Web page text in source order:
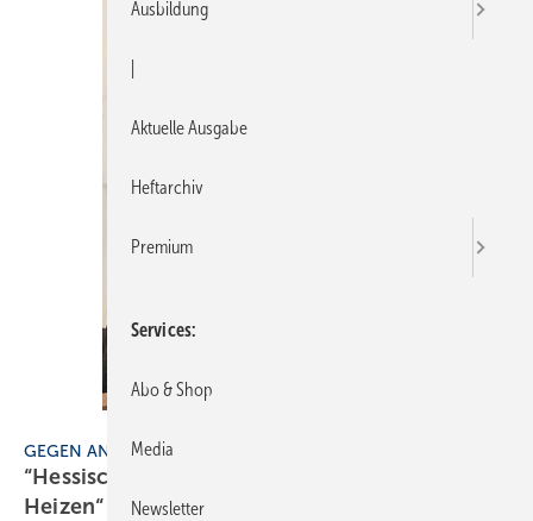
GEGEN ANSCHLUSSZWANG
“Hessisches Aktionsbündnis für unabhängiges
Heizen“ aus der Taufe
Ausbildung
Aktuelle Ausgabe
Heftarchiv
Premium
Services
Abo & Shop
Media
Newsletter